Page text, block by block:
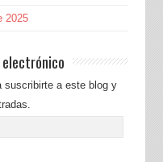
2025
suscribirte a este blog y